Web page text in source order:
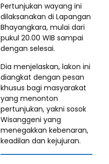
Pertunjukan wayang ini
dilaksanakan di Lapangan
Bhayangkara, mulai dari
pukul 20.00 WIB sampai
dengan selesai.
Dia menjelaskan, lakon ini
diangkat dengan pesan
khusus bagi masyarakat
yang menonton
pertunjukan, yakni sosok
Wisanggeni yang
menegakkan kebenaran,
keadilan dan kejujuran.